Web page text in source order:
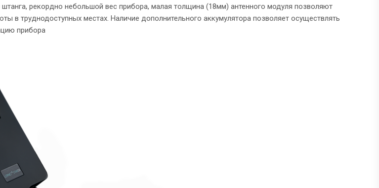
рекордно небольшой вес прибора, малая толщина (18мм) антенного модуля позволяют
в труднодоступных местах. Наличие дополнительного аккумулятора позволяет осуществлять
прибора